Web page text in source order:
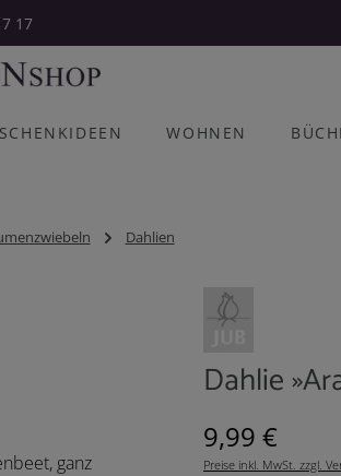
17
WOHNEN
Dahlien
Dahlie
Regulärer Preis:
9,99 €
Preise inkl. MwSt. zzgl.
ganz